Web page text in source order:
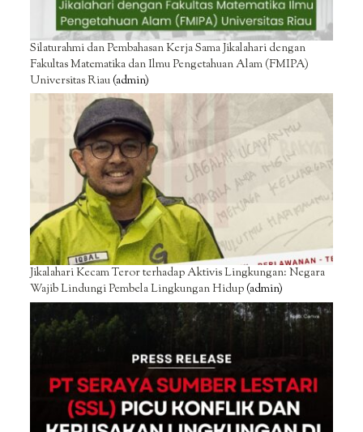
Silaturahmi dan Pembahasan Kerja Sama Jikalahari dengan
Fakultas Matematika dan Ilmu Pengetahuan Alam (FMIPA)
Universitas Riau(admin)
Jikalahari Kecam Teror terhadap Aktivis Lingkungan: Negara
Wajib Lindungi Pembela Lingkungan Hidup(admin)